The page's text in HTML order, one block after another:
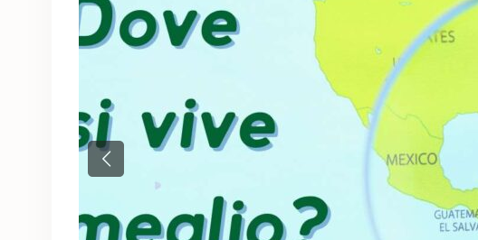
Previous